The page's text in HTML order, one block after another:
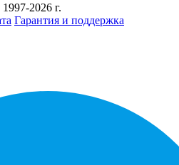
2026 г.
Гарантия и поддержка